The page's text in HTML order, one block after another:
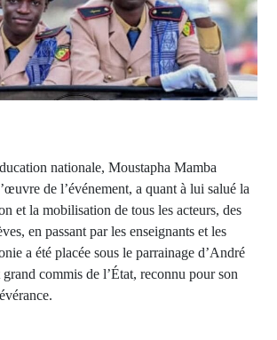
nationale, Moustapha Mamba
de l’événement, a quant à lui salué la
et la mobilisation de tous les acteurs, des
en passant par les enseignants et les
a été placée sous le parrainage d’André
commis de l’État, reconnu pour son